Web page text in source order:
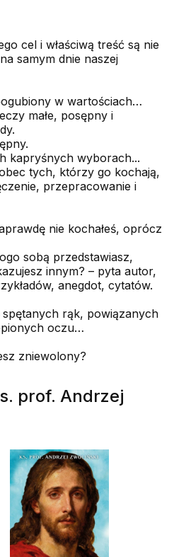
cel i właściwą treść są nie
samym dnie naszej
w wartościach…
małe, posępny i
kapryśnych wyborach...
tych, którzy go kochają,
przepracowanie i
nie kochałeś, oprócz
sobą przedstawiasz,
innym? – pyta autor,
anegdot, cytatów.
rąk, powiązanych
oczu…
zniewolony?
prof. Andrzej